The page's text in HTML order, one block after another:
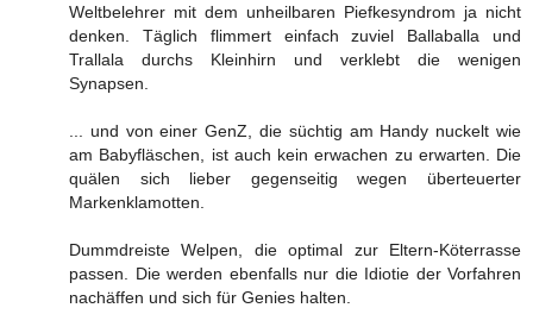
Weltbelehrer mit dem unheilbaren Piefkesyndrom ja nicht
denken. Täglich flimmert einfach zuviel Ballaballa und
Trallala durchs Kleinhirn und verklebt die wenigen
Synapsen.
... und von einer GenZ, die süchtig am Handy nuckelt wie
am Babyfläschen, ist auch kein erwachen zu erwarten. Die
quälen sich lieber gegenseitig wegen überteuerter
Markenklamotten.
Dummdreiste Welpen, die optimal zur Eltern-Köterrasse
passen. Die werden ebenfalls nur die Idiotie der Vorfahren
nachäffen und sich für Genies halten.